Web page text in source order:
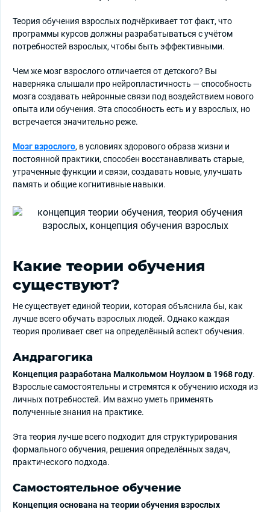
Теория обучения взрослых подчёркивает тот факт, что
программы курсов должны разрабатываться с учётом
потребностей взрослых, чтобы быть эффективными.
Чем же мозг взрослого отличается от детского? Вы
наверняка слышали про нейропластичность — способность
мозга создавать нейронные связи под воздействием нового
опыта или обучения. Эта способность есть и у взрослых, но
встречается значительно реже.
Мозг взрослого, в условиях здорового образа жизни и
постоянной практики, способен восстанавливать старые,
утраченные функции и связи, создавать новые, улучшать
память и общие когнитивные навыки.
Какие теории обучения
существуют?
Не существует единой теории, которая объяснила бы, как
лучше всего обучать взрослых людей. Однако каждая
теория проливает свет на определённый аспект обучения.
Андрагогика
Концепция разработана Малкольмом Ноулзом в 1968 году.
Взрослые самостоятельны и стремятся к обучению исходя из
личных потребностей. Им важно уметь применять
полученные знания на практике.
Эта теория лучше всего подходит для структурирования
формального обучения, решения определённых задач,
практического подхода.
Самостоятельное обучение
Концепция основана на теории обучения взрослых